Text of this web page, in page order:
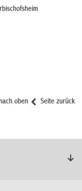
Seite zurück
oben